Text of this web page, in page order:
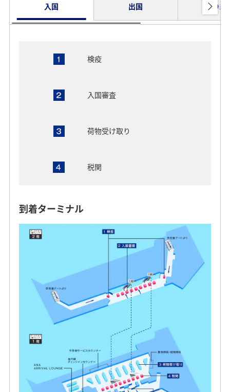
入国 出国 乗り継
検疫
入国審査
荷物受け取り
税関
到着ターミナル